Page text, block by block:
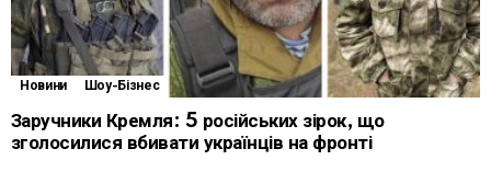
Новини Шоу-Бізнес
Заручники Кремля: 5 російських зірок, що
зголосилися вбивати українців на фронті